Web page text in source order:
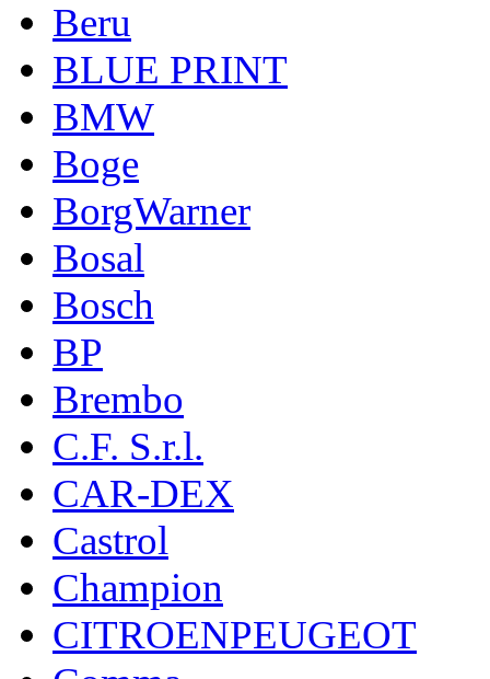
Beru
BLUE PRINT
BMW
Boge
BorgWarner
Bosal
Bosch
BP
Brembo
C.F. S.r.l.
CAR-DEX
Castrol
Champion
CITROENPEUGEOT